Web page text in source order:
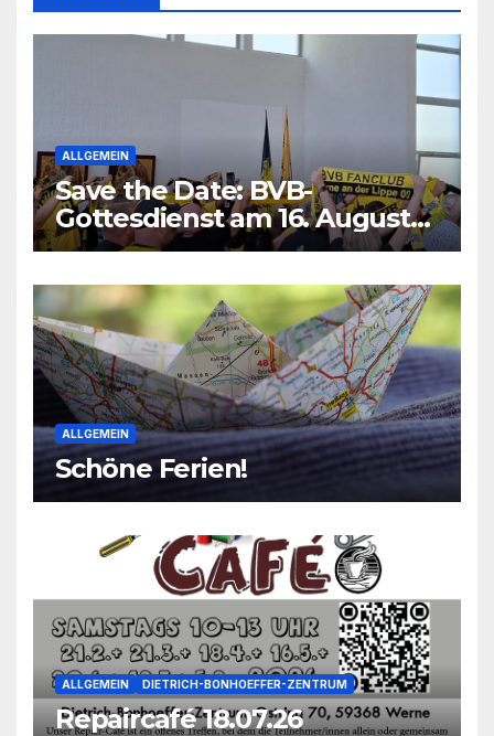
ALLGEMEIN
Save the Date: BVB-
Gottesdienst am 16. August
2026
ALLGEMEIN
Schöne Ferien!
ALLGEMEIN DIETRICH-BONHOEFFER-ZENTRUM
Repaircafé 18.07.26